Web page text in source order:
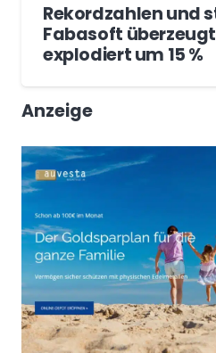
Rekordzahlen und
Fabasoft
explodiert um 15 %
Anzeige